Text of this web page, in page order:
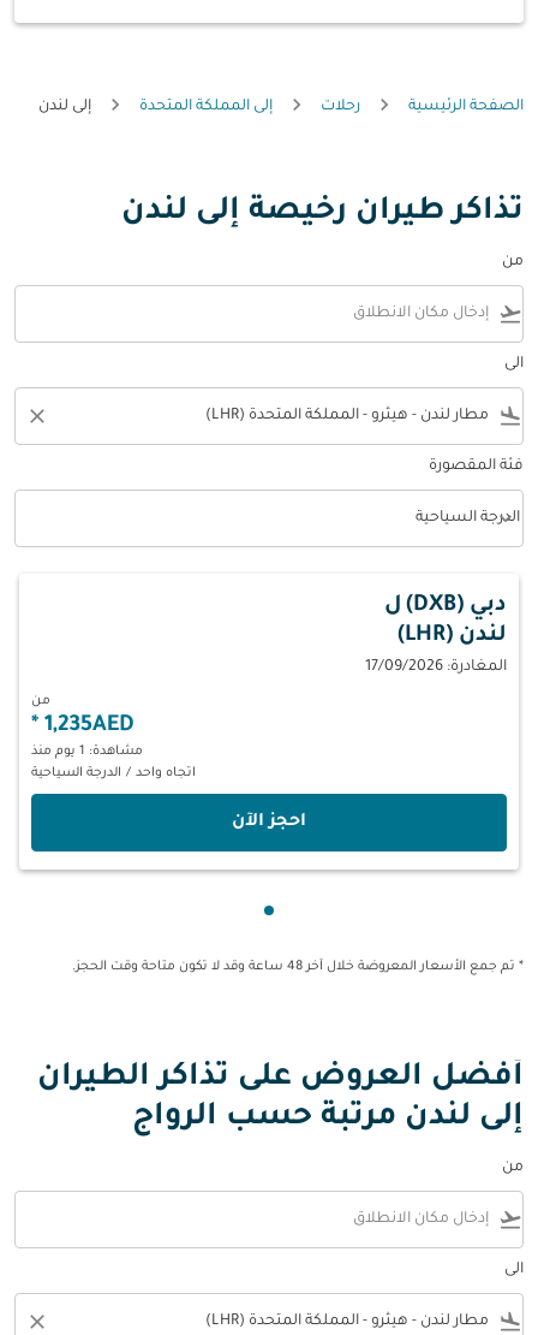
الصفحة الرئيسية رحلات إلى المملكة المتحدة إلى لندن
تذاكر طيران رخيصة إلى لندن
من
flight_takeoff
الى
flight_land
close
فئة المقصورة
فئة المقصورة option الدرجة السياحية Selected
الدرجة السياحية
keyboard_arrow_down
دبي (DXB)
ل
لندن (LHR)
المغادرة: 17/09/2026
من
1,235AED
*
مشاهدة: 1 يوم منذ
اتجاه واحد / الدرجة السياحية
‫احجز الآن‬
* تم جمع الأسعار المعروضة خلال آخر 48 ساعة وقد لا تكون متاحة وقت الحجز.
أفضل العروض على تذاكر الطيران
إلى لندن مرتبة حسب الرواج
من
flight_takeoff
الى
flight_land
close